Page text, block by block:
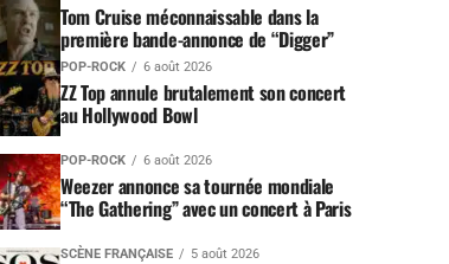
Tom Cruise méconnaissable dans la
première bande-annonce de “Digger”
POP-ROCK 6 août 2026
ZZ Top annule brutalement son concert
au Hollywood Bowl
POP-ROCK 6 août 2026
Weezer annonce sa tournée mondiale
“The Gathering” avec un concert à Paris
SCÈNE FRANÇAISE 5 août 2026